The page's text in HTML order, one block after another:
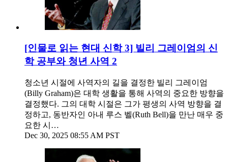
[인물로 읽는 현대 신학 3] 빌리 그레이엄의 신
학 공부와 청년 사역 2
청소년 시절에 사역자의 길을 결정한 빌리 그레이엄
(Billy Graham)은 대학 생활을 통해 사역의 중요한 방향을
결정했다. 그의 대학 시절은 그가 평생의 사역 방향을 결
정하고, 동반자인 아내 루스 벨(Ruth Bell)을 만난 매우 중
요한 시…
Dec 30, 2025 08:55 AM PST